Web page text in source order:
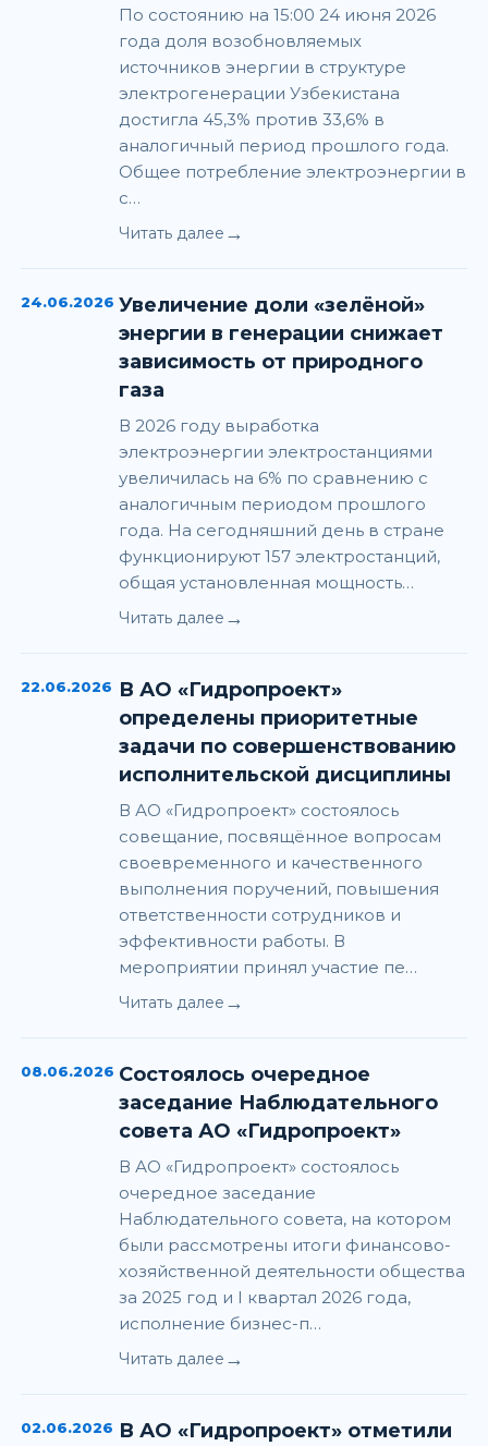
По состоянию на 15:00 24 июня 2026
года доля возобновляемых
источников энергии в структуре
электрогенерации Узбекистана
достигла 45,3% против 33,6% в
аналогичный период прошлого года.
Общее потребление электроэнергии в
с…
Читать далее →
24.06.2026 Увеличение доли «зелёной»
энергии в генерации снижает
зависимость от природного
газа
В 2026 году выработка
электроэнергии электростанциями
увеличилась на 6% по сравнению с
аналогичным периодом прошлого
года. На сегодняшний день в стране
функционируют 157 электростанций,
общая установленная мощность…
Читать далее →
22.06.2026 В АО «Гидропроект»
определены приоритетные
задачи по совершенствованию
исполнительской дисциплины
В АО «Гидропроект» состоялось
совещание, посвящённое вопросам
своевременного и качественного
выполнения поручений, повышения
ответственности сотрудников и
эффективности работы. В
мероприятии принял участие пе…
Читать далее →
08.06.2026 Состоялось очередное
заседание Наблюдательного
совета АО «Гидропроект»
В АО «Гидропроект» состоялось
очередное заседание
Наблюдательного совета, на котором
были рассмотрены итоги финансово-
хозяйственной деятельности общества
за 2025 год и I квартал 2026 года,
исполнение бизнес-п…
Читать далее →
02.06.2026 В АО «Гидропроект» отметили